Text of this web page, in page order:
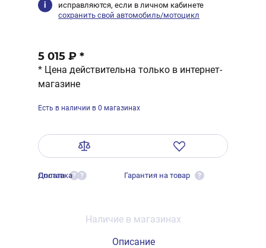
исправляются, если в личном кабинете
сохранить свой автомобиль/мотоцикл
5 015 ₽ *
* Цена действительна только в интернет-
магазине
Есть в наличии в 0 магазинах
Оплата ?
Доставка ? Гарантия на товар ?
Наличие в магазинах
Описание